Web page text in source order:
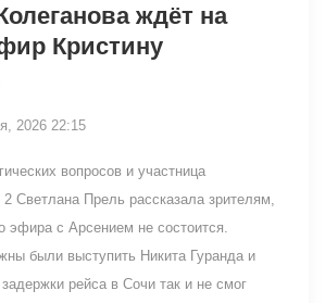
ждёт на
Кристину
2026 22:15
вопросов и участница
Светлана Прель рассказала зрителям,
эфира с Арсением не состоится.
были выступить Никита Гуранда и
рейса в Сочи так и не смог